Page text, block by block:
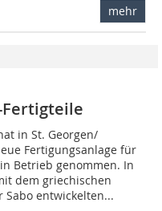
mehr
Fertigteile
in St. Georgen/
Fertigungsanlage für
Betrieb genommen. In
dem griechischen
Sabo entwickelten...